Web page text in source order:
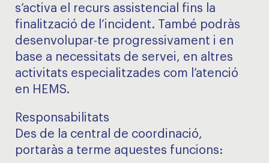
s’activa el recurs assistencial fins la
finalització de l’incident. També podràs
desenvolupar-te progressivament i en
base a necessitats de servei, en altres
activitats especialitzades com l’atenció
en HEMS.
Responsabilitats
Des de la central de coordinació,
portaràs a terme aquestes funcions: